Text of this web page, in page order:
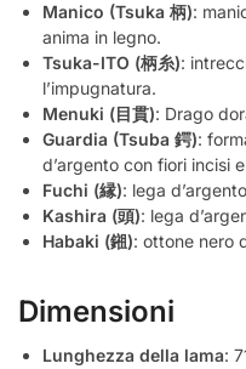
Manico (Tsuka 柄):
anima in legno.
Tsuka-ITO (柄糸):
l’impugnatura.
Menuki (目貫): Drago
Guardia (Tsuba 鍔):
d’argento con fiori incisi
Fuchi (縁): lega
Kashira (頭): lega
Habaki (鎺): ottone nero
Dimensioni
Lunghezza della lama: